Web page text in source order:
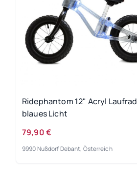
Ridephantom 12" Acryl Laufrad
blaues Licht
79,90 €
9990 Nußdorf Debant, Österreich